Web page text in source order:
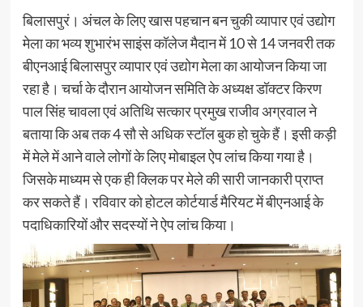
बिलासपुरं। अंचल के लिए खास पहचान बन चुकी व्यापार एवं उद्योग
मेला का भव्य शुभारंभ साइंस कॉलेज मैदान में 10 से 14 जनवरी तक
बीएनआई बिलासपुर व्यापार एवं उद्योग मेला का आयोजन किया जा
रहा है। चर्चा के दौरान आयोजन समिति के अध्यक्ष डॉक्टर किरण
पाल सिंह चावला एवं अतिथि सत्कार प्रमुख राजीव अग्रवाल ने
बताया कि अब तक 4 सौ से अधिक स्टॉल बुक हो चुके हैं। इसी कड़ी
में मेले में आने वाले लोगों के लिए मोबाइल ऐप लांच किया गया है।
जिसके माध्यम से एक ही क्लिक पर मेले की सारी जानकारी प्राप्त
कर सकते हैं। रविवार को होटल कोर्टयार्ड मैरियट में बीएनआई के
पदाधिकारियों और सदस्यों ने ऐप लांच किया।